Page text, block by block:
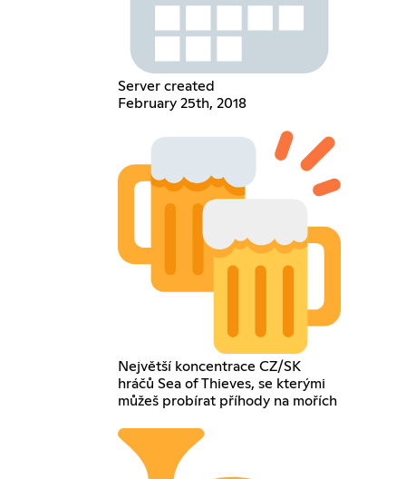
Server created
February 25th, 2018
Největší koncentrace CZ/SK
hráčů Sea of Thieves, se kterými
můžeš probírat příhody na mořích